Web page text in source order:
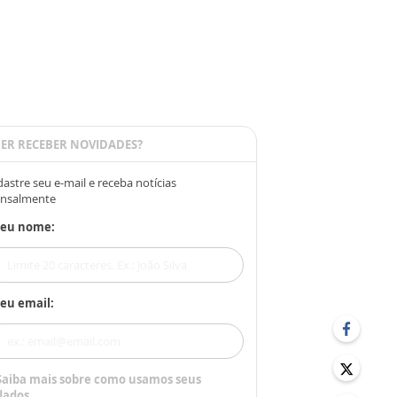
RECEBER NOVIDADES?
seu e-mail e receba notícias
nome:
email:
mais sobre como usamos seus